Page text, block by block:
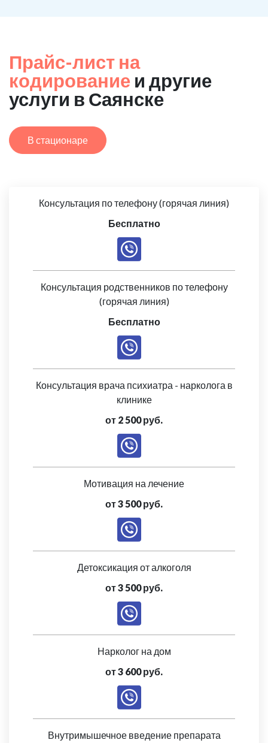
Прайс-лист на
кодирование и другие
услуги в Саянске
В стационаре
Консультация по телефону (горячая линия)
Бесплатно
Консультация родственников по телефону
(горячая линия)
Бесплатно
Консультация врача психиатра - нарколога в
клинике
от 2 500 руб.
Мотивация на лечение
от 3 500 руб.
Детоксикация от алкоголя
от 3 500 руб.
Нарколог на дом
от 3 600 руб.
Внутримышечное введение препарата